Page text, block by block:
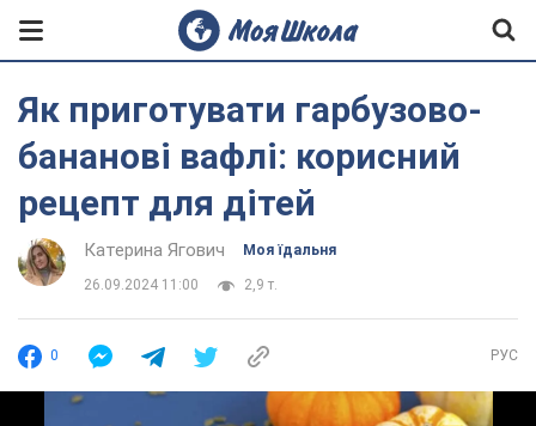
Як приготувати гарбузово-
бананові вафлі: корисний
рецепт для дітей
Катерина Ягович Моя їдальня
26.09.2024 11:00 2,9 т.
0 РУС